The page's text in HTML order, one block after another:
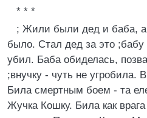
* * *
; Жили были дед и баба, а
было. Стал дед за это
убил. Баба обиделась,
;внучку - чуть не угробила.
Била смертным боем - та
Жучка Кошку. Била как